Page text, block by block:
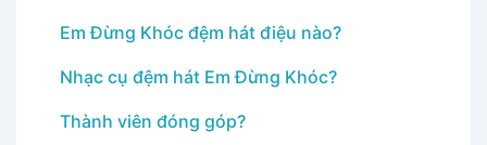
Em Đừng Khóc đệm hát điệu nào?
Nhạc cụ đệm hát Em Đừng Khóc?
Thành viên đóng góp?